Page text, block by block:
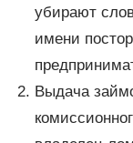
убирают
имени
Выдача